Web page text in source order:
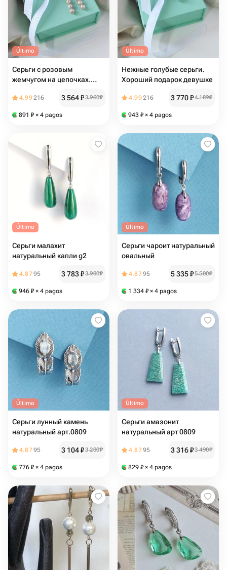
Último
Серьги с розовым
жемчугом на цепочках.
4.99216 3 564₽3 960₽
891 ₽ × 4 pagos
Último
Нежные голубые серьги.
Хороший подарок девушке
4.99216 3 770₽4 189₽
943 ₽ × 4 pagos
Último
Серьги малахит
натуральный капли g2
4.8795 3 783₽3 900₽
946 ₽ × 4 pagos
Último
Серьги чароит натуральный
овальный
4.8795 5 335₽5 500₽
1 334 ₽ × 4 pagos
Último
Серьги лунный камень
натуральный арт.0809
4.8795 3 104₽3 200₽
776 ₽ × 4 pagos
Último
Серьги амазонит
натуральный арт 0809
4.8795 3 316₽3 490₽
829 ₽ × 4 pagos